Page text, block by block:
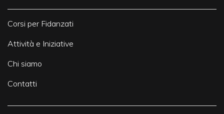
Corsi per Fidanzati
Attività e Iniziative
Chi siamo
Contatti